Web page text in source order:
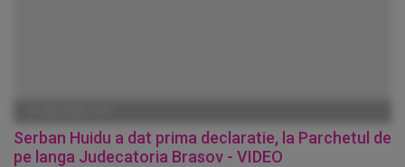
Serban Huidu a dat prima declaratie, la Parchetul de
pe langa Judecatoria Brasov - VIDEO